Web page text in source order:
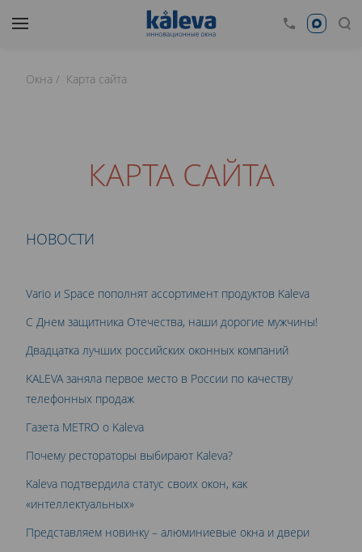
Окна Карта сайта
КАРТА САЙТА
НОВОСТИ
Vario и Space пополнят ассортимент продуктов Kaleva
С Днем защитника Отечества, наши дорогие мужчины!
Двадцатка лучших российских оконных компаний
KALEVA заняла первое место в России по качеству
телефонных продаж
Газета METRO о Kaleva
Почему рестораторы выбирают Kaleva?
Kaleva подтвердила статус своих окон, как
«интеллектуальных»
Представляем новинку – алюминиевые окна и двери